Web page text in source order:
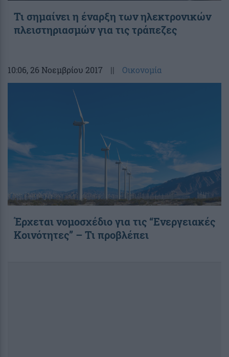
Τι σημαίνει η έναρξη των ηλεκτρονικών
πλειστηριασμών για τις τράπεζες
10:06, 26 Νοεμβρίου 2017 || Οικονομία
Έρχεται νομοσχέδιο για τις “Ενεργειακές
Κοινότητες” – Τι προβλέπει